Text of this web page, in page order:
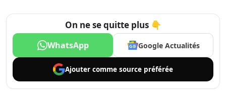
On ne se quitte plus 👇
WhatsApp Google Actualités
Ajouter comme source préférée